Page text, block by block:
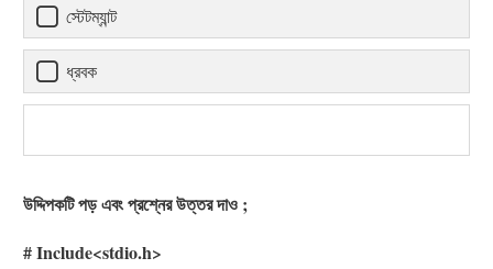
স্টেটম্যান্ট
ধ্রবক
উদ্দিপকটি পড় এবং প্রশ্নের উত্তর দাও ;
# Include<stdio.h>